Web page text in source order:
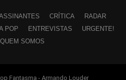
CRÍTICA
RADAR
POP ENTREVISTAS
URGENTE!
QUEM SOMOS
Fantasma - Armando Louder